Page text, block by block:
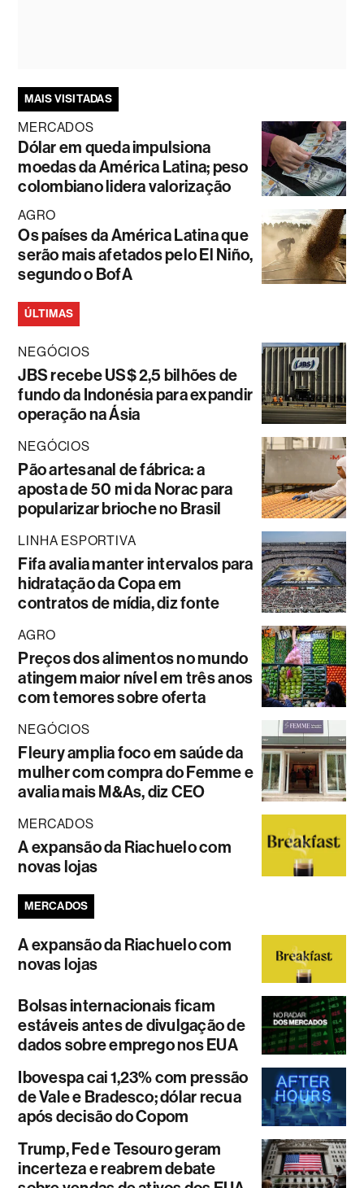
MAIS VISITADAS
MERCADOS
Dólar em queda impulsiona
moedas da América Latina; peso
colombiano lidera valorização
AGRO
Os países da América Latina que
serão mais afetados pelo El Niño,
segundo o BofA
ÚLTIMAS
NEGÓCIOS
JBS recebe US$ 2,5 bilhões de
fundo da Indonésia para expandir
operação na Ásia
NEGÓCIOS
Pão artesanal de fábrica: a
aposta de 50 mi da Norac para
popularizar brioche no Brasil
LINHA ESPORTIVA
Fifa avalia manter intervalos para
hidratação da Copa em
contratos de mídia, diz fonte
AGRO
Preços dos alimentos no mundo
atingem maior nível em três anos
com temores sobre oferta
NEGÓCIOS
Fleury amplia foco em saúde da
mulher com compra do Femme e
avalia mais M&As, diz CEO
MERCADOS
A expansão da Riachuelo com
novas lojas
MERCADOS
A expansão da Riachuelo com
novas lojas
Bolsas internacionais ficam
estáveis antes de divulgação de
dados sobre emprego nos EUA
Ibovespa cai 1,23% com pressão
de Vale e Bradesco; dólar recua
após decisão do Copom
Trump, Fed e Tesouro geram
incerteza e reabrem debate